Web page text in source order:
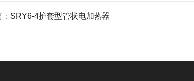
SRY6-4护套型管状电加热器